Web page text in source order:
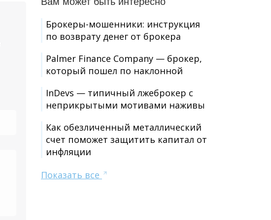
Брокеры-мошенники: инструкция
по возврату денег от брокера
Palmer Finance Company — брокер,
который пошел по наклонной
InDevs — типичный лжеброкер с
неприкрытыми мотивами наживы
Как обезличенный металлический
счет поможет защитить капитал от
инфляции
Показать все